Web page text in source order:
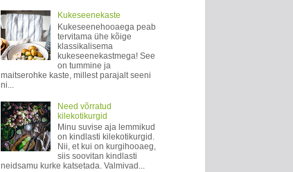
Kukeseenekaste
Kukeseenehooaega peab
tervitama ühe kõige
klassikalisema
kukeseenekastmega! See
on tummine ja
maitserohke kaste, millest parajalt seeni
ni...
Need võrratud
kilekotikurgid
Minu suvise aja lemmikud
on kindlasti kilekotikurgid.
Nii, et kui on kurgihooaeg,
siis soovitan kindlasti
neidsamu kurke katsetada. Valmivad...